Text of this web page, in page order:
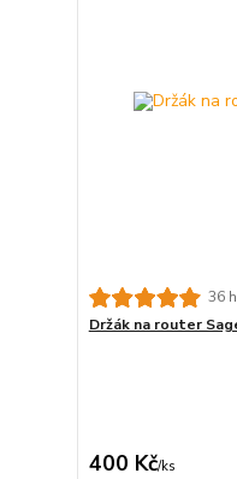
36
Držák na router
400 Kč/ks